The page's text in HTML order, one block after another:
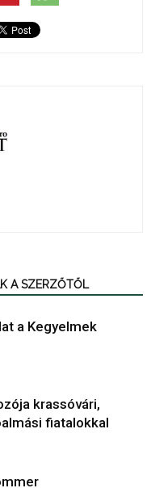
A SZERZŐTŐL
a Kegyelmek
krassóvári,
fiatalokkal